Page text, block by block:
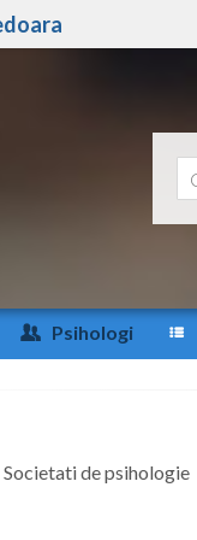
Psihologi
Societati de psihologie